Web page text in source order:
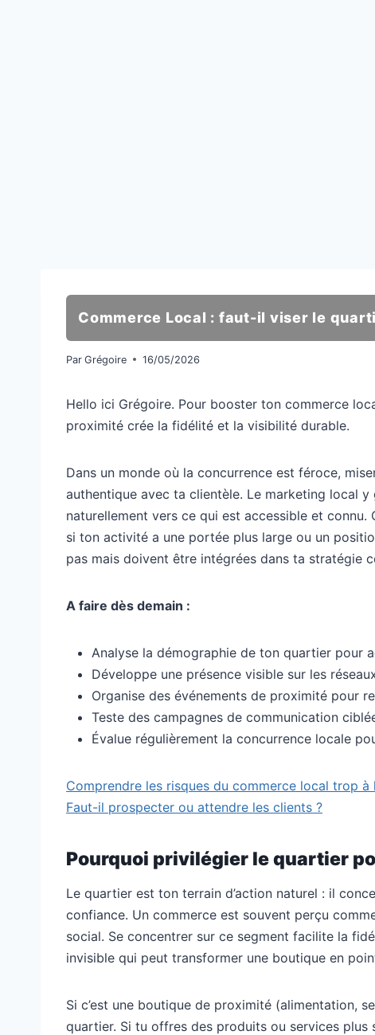
Commerce Local : faut-il viser le
Par Grégoire 16/05/2026
Hello ici Grégoire. Pour booster ton commerce
proximité crée la fidélité et la visibilité durable.
Dans un monde où la concurrence est féroce,
authentique avec ta clientèle. Le marketing local
naturellement vers ce qui est accessible et
si ton activité a une portée plus large ou un
pas mais doivent être intégrées dans ta stratégie
A faire dès demain :
Analyse la démographie de ton quartier pour
Développe une présence visible sur les
Organise des événements de proximité pour
Teste des campagnes de communication
Évalue régulièrement la concurrence locale
Comprendre les risques du commerce local trop à
Faut-il prospecter ou attendre les clients ?
Pourquoi privilégier le quartier
Le quartier est ton terrain d’action naturel : il
confiance. Un commerce est souvent perçu
social. Se concentrer sur ce segment facilite la
invisible qui peut transformer une boutique en
Si c’est une boutique de proximité (alimentation,
quartier. Si tu offres des produits ou services